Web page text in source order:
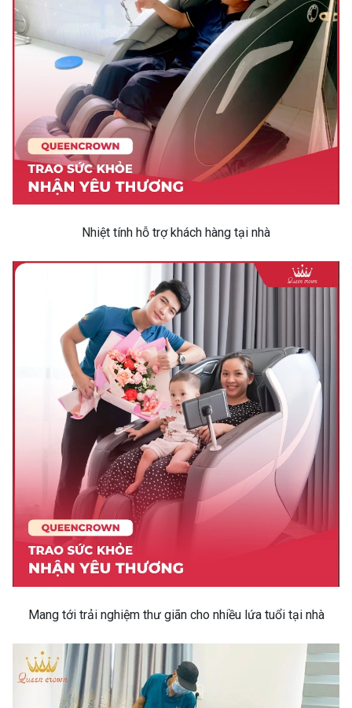
Nhiệt tính hỗ trợ khách hàng tại nhà
Mang tới trải nghiệm thư giãn cho nhiều lứa tuổi tại nhà